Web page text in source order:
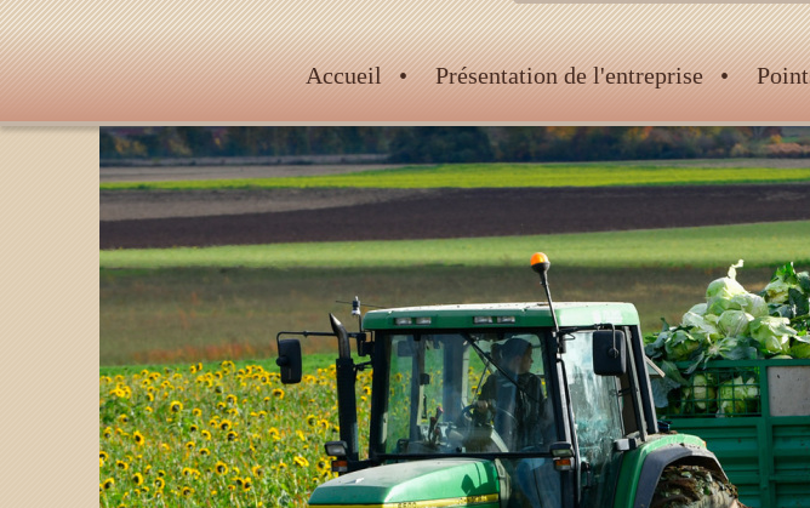
Accueil Présentation de l'entreprise